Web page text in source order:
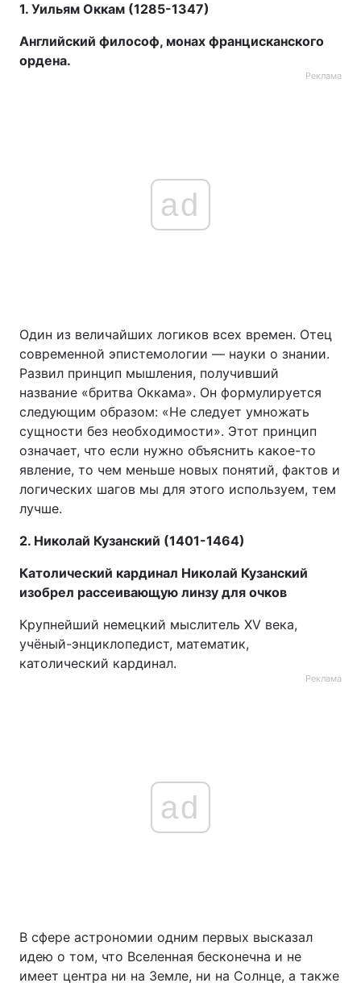
1. Уильям Оккам (1285-1347)
Английский философ, монах францисканского
ордена.
Реклама
ad
Один из величайших логиков всех времен. Отец
современной эпистемологии — науки о знании.
Развил принцип мышления, получивший
название «бритва Оккама». Он формулируется
следующим образом: «Не следует умножать
сущности без необходимости». Этот принцип
означает, что если нужно объяснить какое-то
явление, то чем меньше новых понятий, фактов и
логических шагов мы для этого используем, тем
лучше.
2. Николай Кузанский (1401-1464)
Католический кардинал Николай Кузанский
изобрел рассеивающую линзу для очков
Крупнейший немецкий мыслитель XV века,
учёный-энциклопедист, математик,
католический кардинал.
Реклама
ad
В сфере астрономии одним первых высказал
идею о том, что Вселенная бесконечна и не
имеет центра ни на Земле, ни на Солнце, а также